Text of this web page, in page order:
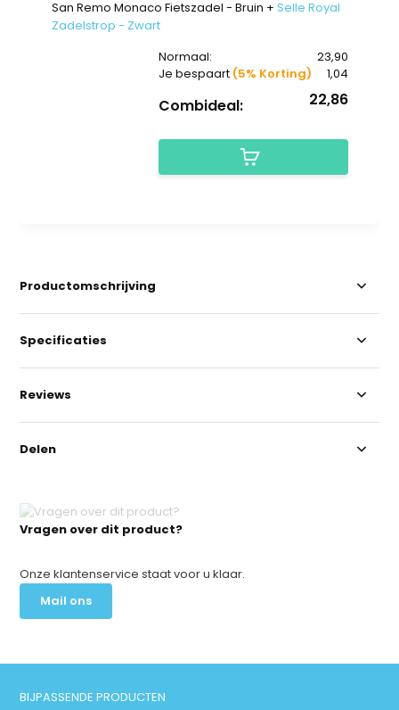
San Remo Monaco Fietszadel - Bruin + Selle Royal
Zadelstrop - Zwart
Normaal:
23,90
Je bespaart (5% Korting) 1,04
Combideal: 22,86
Vragen over dit product?
Onze klantenservice staat voor u klaar.
Mail ons
Productomschrijving
Specificaties
Reviews
Delen
BIJPASSENDE PRODUCTEN